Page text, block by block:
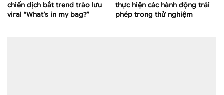
chiến dịch bắt trend trào lưu
viral “What’s in my bag?”
thực hiện các hành động trái
phép trong thử nghiệm